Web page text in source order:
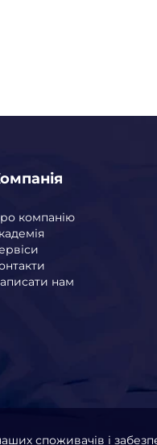
компанію
нам
споживачів і